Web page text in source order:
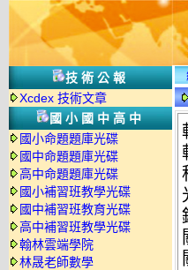
技術公報
Xcdex 技術文章
國小國中高中
國小命題題庫光碟
國中命題題庫光碟
高中命題題庫光碟
國小補習班教學光碟
國中補習班教育光碟
高中補習班教學光碟
翰林雲端學院
林晟老師數學